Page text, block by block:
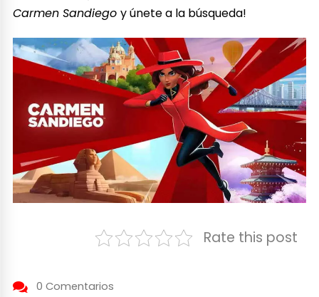
Carmen Sandiegoy únete a la búsqueda!
Rate this post
0 Comentarios